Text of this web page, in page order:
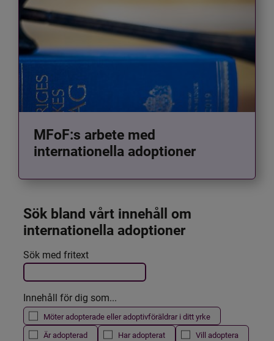
MFoF:s arbete med
internationella adoptioner
Sök bland vårt innehåll om
internationella adoptioner
Filtrera resultatet
Det här formuläret postas automatiskt
Sök med fritext
Innehåll för dig som...
Möter adopterade eller adoptivföräldrar i ditt yrke
Är adopterad
Har adopterat Vill adoptera